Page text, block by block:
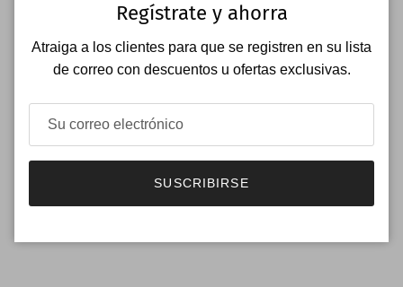
Regístrate y ahorra
Atraiga a los clientes para que se registren en su lista
de correo con descuentos u ofertas exclusivas.
SUSCRIBIRSE